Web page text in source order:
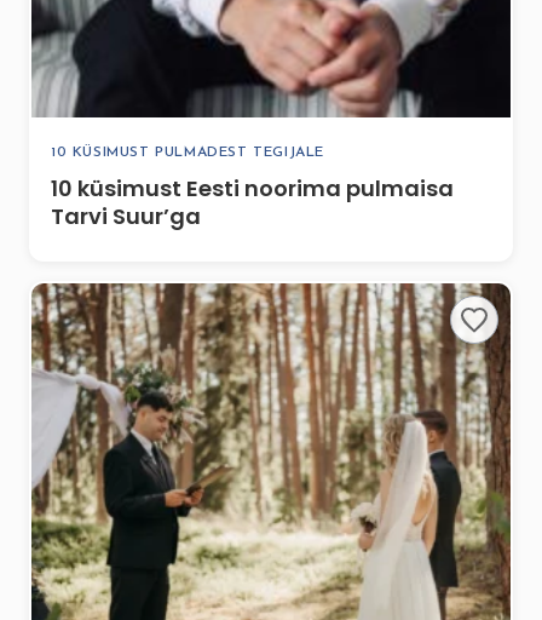
10 KÜSIMUST PULMADEST TEGIJALE
10 küsimust Eesti noorima pulmaisa
Tarvi Suur’ga